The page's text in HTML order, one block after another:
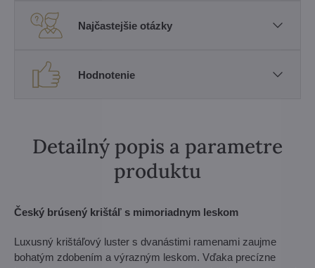
Najčastejšie otázky
Hodnotenie
Detailný popis a parametre
produktu
Český brúsený krištáľ s mimoriadnym leskom
Luxusný krištáľový luster s dvanástimi ramenami zaujme
bohatým zdobením a výrazným leskom. Vďaka precízne